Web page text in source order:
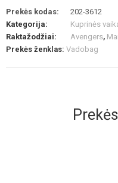
Prekės kodas:
202-3612
Kategorija:
Kuprinės
Raktažodžiai:
Avengers,
Prekės ženklas: Vadobag